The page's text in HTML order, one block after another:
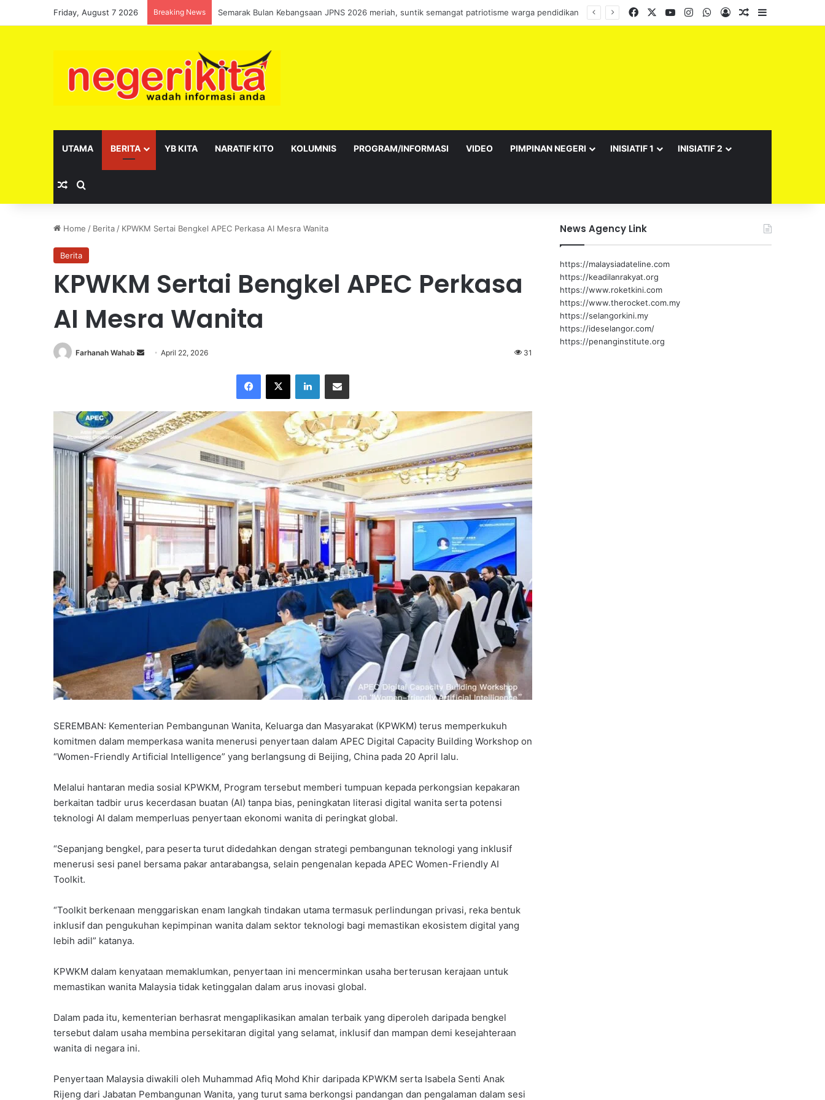
Friday, August 7 2026 Breaking News Pelantikan sebagai Exco satu amanah besar – Siow Kong Choon Facebook YouTubeInstagramWhatsApp
Log InRandom Article
UTAMA BERITA YB KITA NARATIF KITO KOLUMNIS PROGRAM/INFORMASI VIDEO PIMPINAN NEGERI INISIATIF 1 INISIATIF 2
Random Article
Home / Berita / KPWKM Sertai Bengkel APEC Perkasa AI Mesra Wanita
Berita
KPWKM Sertai Bengkel APEC Perkasa
AI Mesra Wanita
Farhanah Wahab
a
n
e
m
a
l
April 22, 2026 31
SEREMBAN: Kementerian Pembangunan Wanita, Keluarga dan Masyarakat (KPWKM) terus memperkukuh
komitmen dalam memperkasa wanita menerusi penyertaan dalam APEC Digital Capacity Building Workshop on
“Women-Friendly Artificial Intelligence” yang berlangsung di Beijing, China pada 20 April lalu.
Melalui hantaran media sosial KPWKM, Program tersebut memberi tumpuan kepada perkongsian kepakaran
berkaitan tadbir urus kecerdasan buatan (AI) tanpa bias, peningkatan literasi digital wanita serta potensi
teknologi AI dalam memperluas penyertaan ekonomi wanita di peringkat global.
“Sepanjang bengkel, para peserta turut didedahkan dengan strategi pembangunan teknologi yang inklusif
menerusi sesi panel bersama pakar antarabangsa, selain pengenalan kepada APEC Women-Friendly AI
Toolkit.
“Toolkit berkenaan menggariskan enam langkah tindakan utama termasuk perlindungan privasi, reka bentuk
inklusif dan pengukuhan kepimpinan wanita dalam sektor teknologi bagi memastikan ekosistem digital yang
lebih adil” katanya.
KPWKM dalam kenyataan memaklumkan, penyertaan ini mencerminkan usaha berterusan kerajaan untuk
memastikan wanita Malaysia tidak ketinggalan dalam arus inovasi global.
Dalam pada itu, kementerian berhasrat mengaplikasikan amalan terbaik yang diperoleh daripada bengkel
tersebut dalam usaha membina persekitaran digital yang selamat, inklusif dan mampan demi kesejahteraan
wanita di negara ini.
Penyertaan Malaysia diwakili oleh Muhammad Afiq Mohd Khir daripada KPWKM serta Isabela Senti Anak
Rijeng dari Jabatan Pembangunan Wanita, yang turut sama berkongsi pandangan dan pengalaman dalam sesi
News Agency Link
https://malaysiadateline.com
https://keadilanrakyat.org
https://www.roketkini.com
https://www.therocket.com.my
https://selangorkini.my
https://ideselangor.com/
https://penanginstitute.org